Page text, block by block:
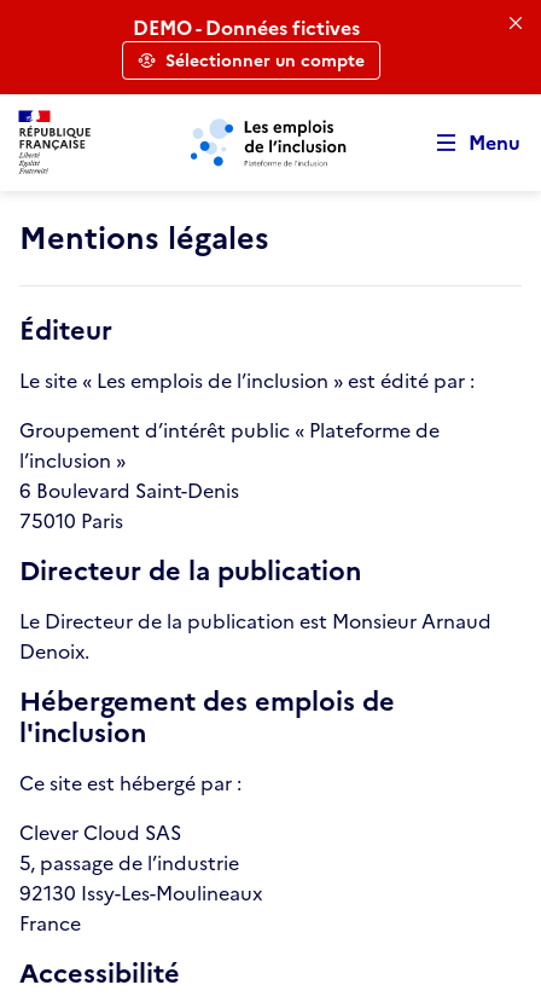
Aller au menu principal Aller au contenu principal
DEMO - Données fictives
Sélectionner un compte
Menu
Mentions légales
Éditeur
Le site « Les emplois de l’inclusion » est édité par :
Groupement d’intérêt public « Plateforme de
l’inclusion »
6 Boulevard Saint-Denis
75010 Paris
Directeur de la publication
Le Directeur de la publication est Monsieur Arnaud
Denoix.
Hébergement des emplois de
l'inclusion
Ce site est hébergé par :
Clever Cloud SAS
5, passage de l’industrie
92130 Issy-Les-Moulineaux
France
Accessibilité
Retour au début de la page
Panneau de gestion des cookies